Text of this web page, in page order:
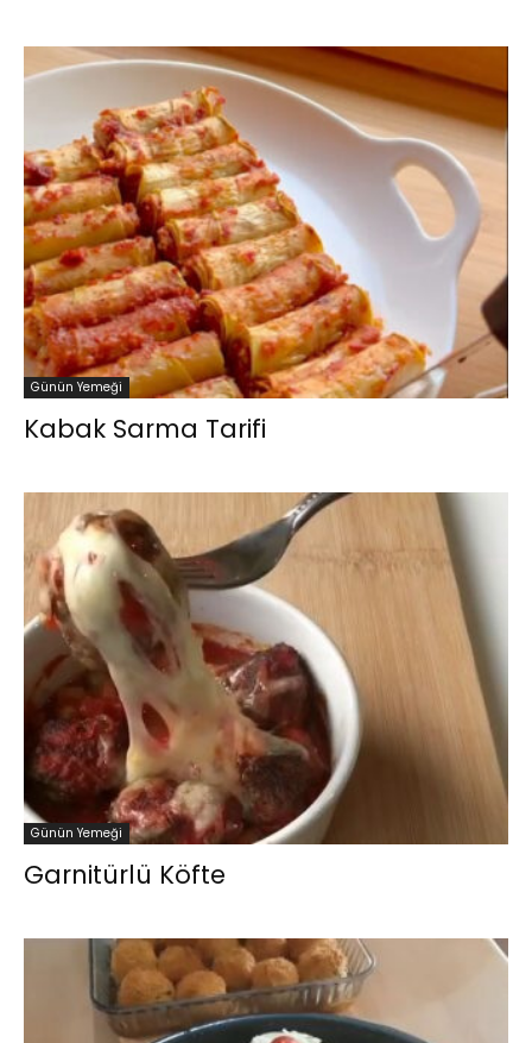
Günün Yemeği
Kabak Sarma Tarifi
Günün Yemeği
Garnitürlü Köfte